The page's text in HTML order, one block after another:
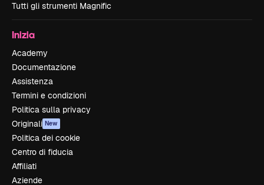
Tutti gli strumenti Magnific
Inizia
Academy
Documentazione
Assistenza
Termini e condizioni
Politica sulla privacy
Originali New
Politica dei cookie
Centro di fiducia
Affiliati
Aziende